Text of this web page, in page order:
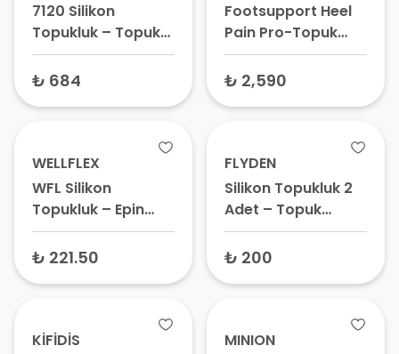
7120 Silikon
Topukluk – Topuk
Dikeni Yastığı,
Topuk Ağrısı Pedi
₺ 684
Footsupport Heel
Pain Pro-Topuk
Di̇keni Tabanlık
Pia73 - Ortopedik
₺ 2,590
WELLFLEX
WFL Silikon
Topukluk – Epin
Topukluk, Topuk
Dikeni Yastığı,
₺ 221.50
FLYDEN
Silikon Topukluk 2
Adet – Topuk
Dikeni Pedi, Silikon
Topuk Yastığı,
₺ 200
KİFİDİS
MINION